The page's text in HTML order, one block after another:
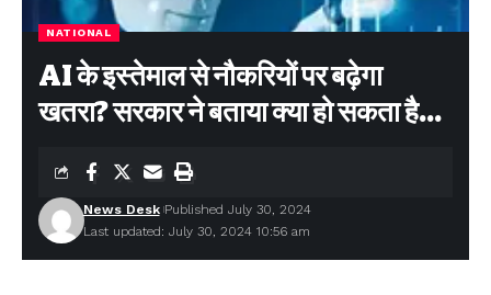
NATIONAL
AI के इस्तेमाल से नौकरियों पर बढ़ेगा
खतरा? सरकार ने बताया क्या हो सकता है…
Last updated: July 30, 2024 10:56 am
News Desk Published July 30, 2024